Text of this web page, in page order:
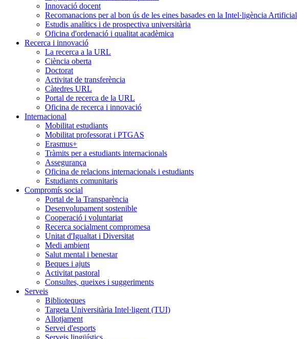
Innovació docent
Recomanacions per al bon ús de les eines basades en la Intel·ligència Artificial
Estudis analítics i de prospectiva universitària
Oficina d'ordenació i qualitat acadèmica
Recerca i innovació
La recerca a la URL
Ciència oberta
Doctorat
Activitat de transferència
Càtedres URL
Portal de recerca de la URL
Oficina de recerca i innovació
Internacional
Mobilitat estudiants
Mobilitat professorat i PTGAS
Erasmus+
Tràmits per a estudiants internacionals
Assegurança
Oficina de relacions internacionals i estudiants
Estudiants comunitaris
Compromís social
Portal de la Transparència
Desenvolupament sostenible
Cooperació i voluntariat
Recerca socialment compromesa
Unitat d'Igualtat i Diversitat
Medi ambient
Salut mental i benestar
Beques i ajuts
Activitat pastoral
Consultes, queixes i suggeriments
Serveis
Biblioteques
Targeta Universitària Intel·ligent (TUI)
Allotjament
Servei d'esports
Serveis lingüístics